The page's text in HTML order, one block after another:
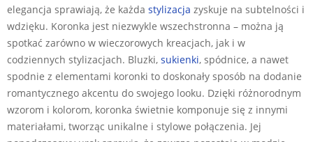
elegancja sprawiają, że każda stylizacja zyskuje na subtelności i
wdzięku. Koronka jest niezwykle wszechstronna – można ją
spotkać zarówno w wieczorowych kreacjach, jak i w
codziennych stylizacjach. Bluzki, sukienki, spódnice, a nawet
spodnie z elementami koronki to doskonały sposób na dodanie
romantycznego akcentu do swojego looku. Dzięki różnorodnym
wzorom i kolorom, koronka świetnie komponuje się z innymi
materiałami, tworząc unikalne i stylowe połączenia. Jej